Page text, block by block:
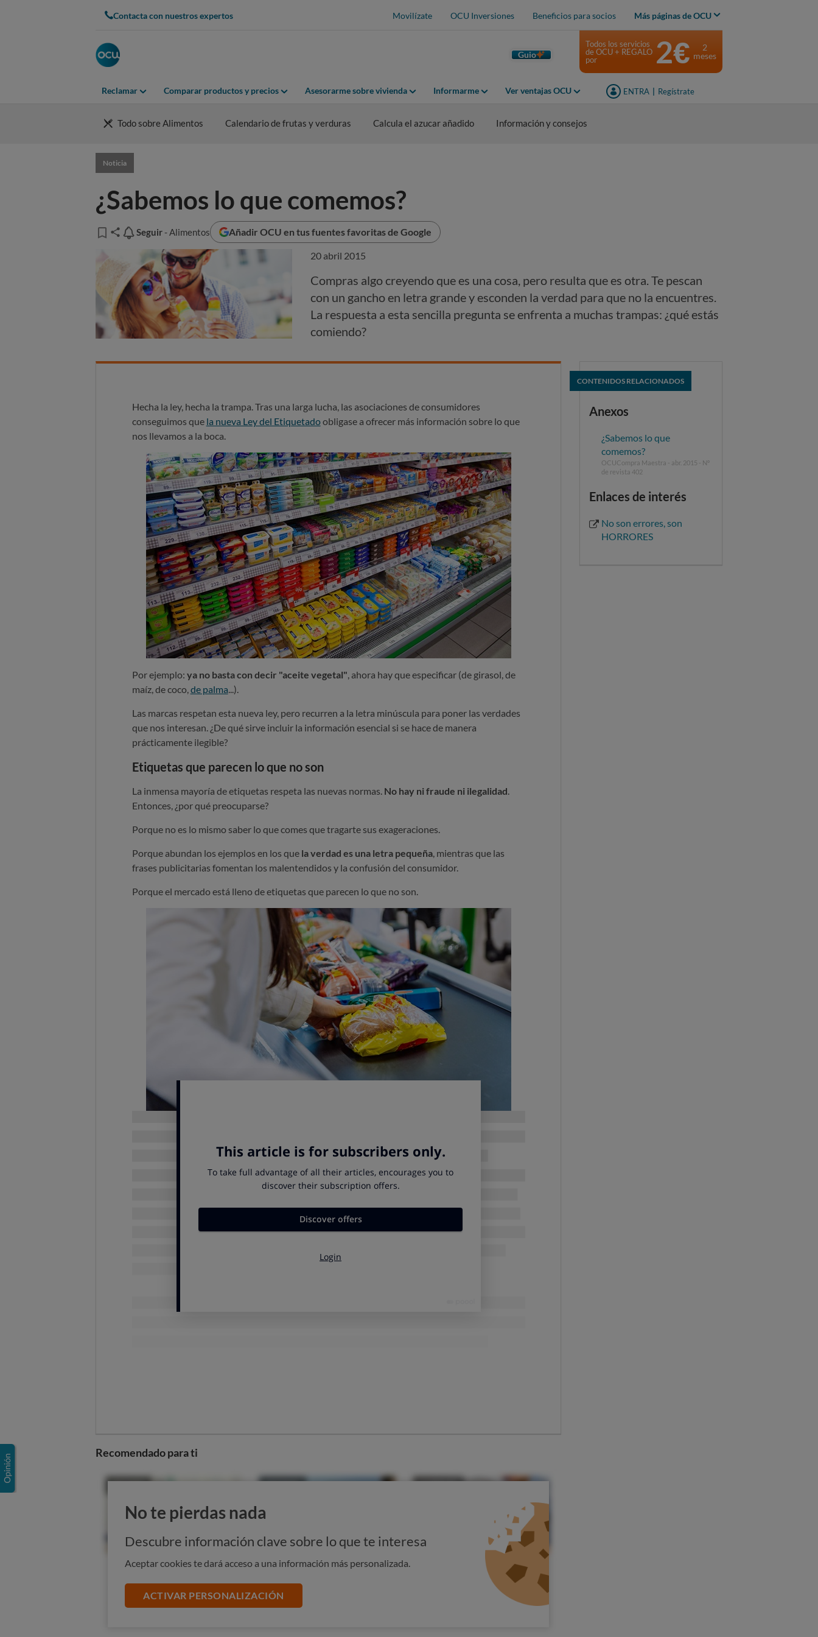
Contacta con nuestros expertos Movilízate OCU Inversiones Beneficios para socios Más páginas de OCU
Guio
Reclamar Comparar productos y precios Asesorarme sobre vivienda Informarme Ver ventajas OCU ENTRA Regístrate
Todos los servicios
de OCU + REGALO
por
2€
2
meses
Todo sobre Alimentos Calendario de frutas y verduras Calcula el azucar añadido Información y consejos
Noticia
¿Sabemos lo que comemos?
Seguir
Seguir - Alimentos Añadir OCU en tus fuentes favoritas de Google
20 abril 2015
Compras algo creyendo que es una cosa, pero resulta que es otra. Te pescan
con un gancho en letra grande y esconden la verdad para que no la encuentres.
La respuesta a esta sencilla pregunta se enfrenta a muchas trampas: ¿qué estás
comiendo?
Hecha la ley, hecha la trampa. Tras una larga lucha, las asociaciones de consumidores
conseguimos que la nueva Ley del Etiquetadoobligase a ofrecer más información sobre lo que
nos llevamos a la boca.
Por ejemplo: ya no basta con decir "aceite vegetal" , ahora hay que especificar (de girasol, de
maíz, de coco, de palma ...).
Las marcas respetan esta nueva ley, pero recurren a la letra minúscula para poner las verdades
que nos interesan. ¿De qué sirve incluir la información esencial si se hace de manera
prácticamente ilegible?
Etiquetas que parecen lo que no son
La inmensa mayoría de etiquetas respeta las nuevas normas. No hay ni fraude ni ilegalidad
Entonces, ¿por qué preocuparse?
Porque no es lo mismo saber lo que comes que tragarte sus exageraciones.
Porque abundan los ejemplos en los que la verdad es una letra pequeña, mientras que las
frases publicitarias fomentan los malentendidos y la confusión del consumidor.
Porque el mercado está lleno de etiquetas que parecen lo que no son.
haz que la letra pequeña crezca:
Desde OCU pedimos que el tamaño de letra de las etiquetas de alimentación aumente a
un mínimo de 3 milímetros (actualmente está en 1,2 milímetros).
Mándanos los tuyos al hashtag de Twitter#EtiquetasTrampa
sabemosloquecomemos@ocu.org
Recomendado para ti
No te pierdas nada
Descubre información clave sobre lo que te interesa
Aceptar cookies te dará acceso a una información más personalizada.
ACTIVAR PERSONALIZACIÓN
CONTENIDOS RELACIONADOS
Anexos
¿Sabemos lo que
comemos?
OCUCompra Maestra - abr. 2015 - Nº
de revista 402
Enlaces de interés
No son errores, son
HORRORES